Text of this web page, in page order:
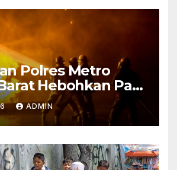
Polres Metro
Hebohkan Pagi
Terbarunya
ADMIN